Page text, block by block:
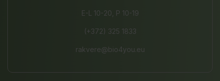
E-L 10-20, P 10-19
(+372) 325 1833
rakvere@bio4you.eu